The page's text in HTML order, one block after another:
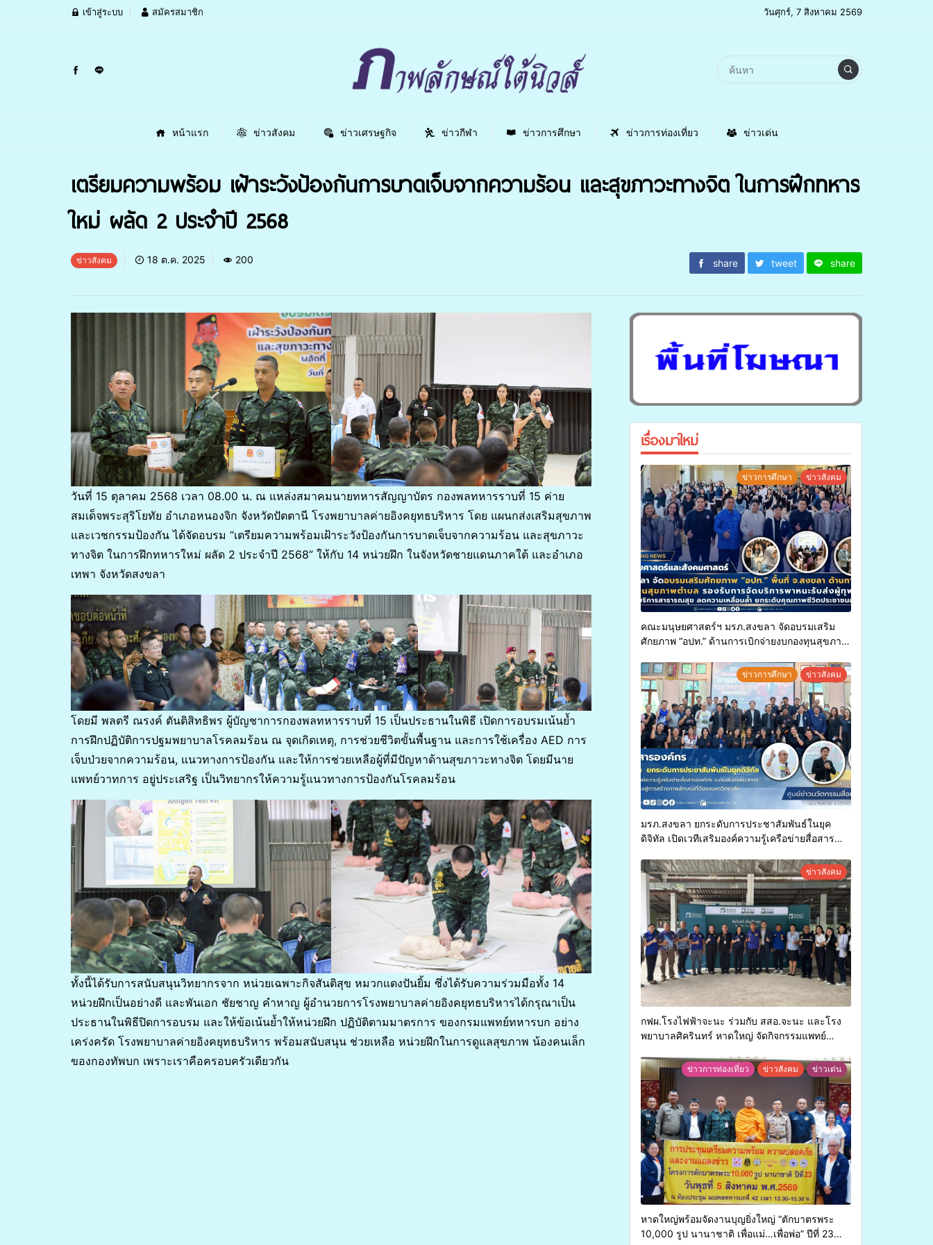
เข้าสู่ระบบ สมัครสมาชิก วันศุกร์, 7 สิงหาคม 2569
หน้าแรก ข่าวสังคม ข่าวเศรษฐกิจ ข่าวกีฬา ข่าวการศึกษา ข่าวการท่องเที่ยว ข่าวเด่น
เตรียมความพร้อม เฝ้าระวังป้องกันการบาดเจ็บจากความร้อน และสุขภาวะทางจิต ในการฝึกทหาร
ใหม่ ผลัด 2 ประจำปี 2568
ข่าวสังคม 18 ต.ค. 2025 200 share tweet share
วันที่ 15 ตุลาคม 2568 เวลา 08.00 น. ณ แหล่งสมาคมนายทหารสัญญาบัตร กองพลทหารราบที่ 15 ค่าย
สมเด็จพระสุริโยทัย อำเภอหนองจิก จังหวัดปัตตานี โรงพยาบาลค่ายอิงคยุทธบริหาร โดย แผนกส่งเสริมสุขภาพ
และเวชกรรมป้องกัน ได้จัดอบรม “เตรียมความพร้อมเฝ้าระวังป้องกันการบาดเจ็บจากความร้อน และสุขภาวะ
ทางจิต ในการฝึกทหารใหม่ ผลัด 2 ประจำปี 2568” ให้กับ 14 หน่วยฝึก ในจังหวัดชายแดนภาคใต้ และอำเภอ
เทพา จังหวัดสงขลา
โดยมี พลตรี ณรงค์ ตันติสิทธิพร ผู้บัญชาการกองพลทหารราบที่ 15 เป็นประธานในพิธี เปิดการอบรมเน้นย้ำ
การฝึกปฏิบัติการปฐมพยาบาลโรคลมร้อน ณ จุดเกิดเหตุ, การช่วยชีวิตขั้นพื้นฐาน และการใช้เครื่อง AED การ
เจ็บป่วยจากความร้อน, แนวทางการป้องกัน และให้การช่วยเหลือผู้ที่มีปัญหาด้านสุขภาวะทางจิต โดยมีนาย
แพทย์วาทการ อยู่ประเสริฐ เป็นวิทยากรให้ความรู้แนวทางการป้องกันโรคลมร้อน
ทั้งนี้ได้รับการสนับสนุนวิทยากรจาก หน่วยเฉพาะกิจสันติสุข หมวกแดงปันยิ้ม ซึ่งได้รับความร่วมมือทั้ง 14
หน่วยฝึกเป็นอย่างดี และพันเอก ชัยชาญ คำหาญ ผู้อำนวยการโรงพยาบาลค่ายอิงคยุทธบริหารได้กรุณาเป็น
ประธานในพิธีปิดการอบรม และให้ข้อเน้นย้ำให้หน่วยฝึก ปฏิบัติตามมาตรการ ของกรมแพทย์ทหารบก อย่าง
เคร่งครัด โรงพยาบาลค่ายอิงคยุทธบริหาร พร้อมสนับสนุน ช่วยเหลือ หน่วยฝึกในการดูแลสุขภาพ น้องคนเล็ก
ของกองทัพบก เพราะเราคือครอบครัวเดียวกัน
เรื่องมาใหม่
ข่าวการศึกษา ข่าวสังคม
คณะมนุษยศาสตร์ฯ มรภ.สงขลา จัดอบรมเสริม
ศักยภาพ “อปท.” ด้านการเบิกจ่ายงบกองทุนสุขภาพ
ทุพพลภาพเพื่อเข้ารับบริการสาธารณสุข ลดความ
เหลื่อมล้ำ ยกระดับคุณภาพชีวิตประชาชนอย่าง
ยั่งยืน
ข่าวการศึกษา ข่าวสังคม
มรภ.สงขลา ยกระดับการประชาสัมพันธ์ในยุค
ดิจิทัล เปิดเวทีเสริมองค์ความรู้เครือข่ายสื่อสาร
การสร้างภาพลักษณ์ที่ดีของมหาวิทยาลัยข่าวสังคม
กฟผ.โรงไฟฟ้าจะนะ ร่วมกับ สสอ.จะนะ และโรง
พยาบาลศิครินทร์ หาดใหญ่ จัดกิจกรรมแพทย์
ข่าวการท่องเที่ยว ข่าวสังคม ข่าวเด่น
หาดใหญ่พร้อมจัดงานบุญยิ่งใหญ่ “ตักบาตรพระ
10,000 รูป นานาชาติ เพื่อแม่…เพื่อพ่อ” ปีที่ 23